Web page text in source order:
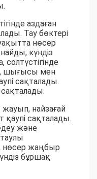
аздаған
Тау бөктері
нөсер
күндіз
шығысы мен
сақталады.
найзағай
сақталады.
және
нөсер жаңбыр
бұршақ